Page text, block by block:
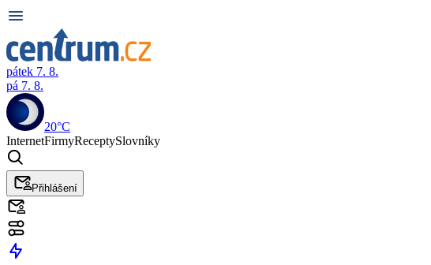
pátek 7. 8.
pá 7. 8.
20°C
InternetFirmyReceptySlovníky
Přihlášení